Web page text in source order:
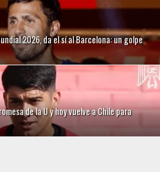
2026, da el sí al Barcelona: un golpe
de la U y hoy vuelve a Chile para